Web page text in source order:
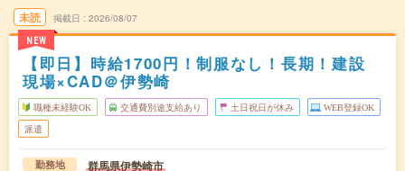
未読
NEW
掲載日 2026/08/07
【即日】時給1700円！制服なし！長期！建設
現場×CAD＠伊勢崎
職種未経験OK 交通費別途支給あり 土日祝日が休み WEB登録OK
派遣
勤務地 群馬県伊勢崎市